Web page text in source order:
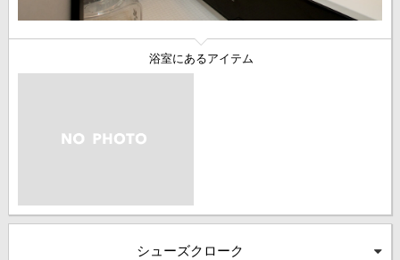
浴室にあるアイテム
シューズクローク